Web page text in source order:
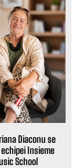
Diaconu se
Insieme
School